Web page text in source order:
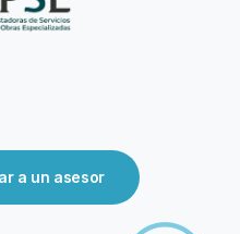
a un asesor